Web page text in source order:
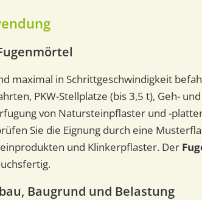
Fugenmörtel
maximal in Schrittgeschwindigkeit
PKW-Stellplatze (bis 3,5 t), Geh-
von Natursteinpflaster und -
Sie die Eignung durch eine
und Klinkerpflaster. Der
Baugrund und Belastung